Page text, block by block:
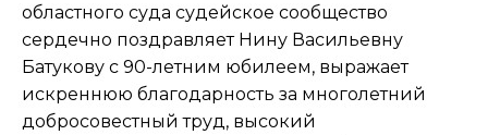
областного суда судейское сообщество
сердечно поздравляет Нину Васильевну
Батукову с 90-летним юбилеем, выражает
искреннюю благодарность за многолетний
добросовестный труд, высокий